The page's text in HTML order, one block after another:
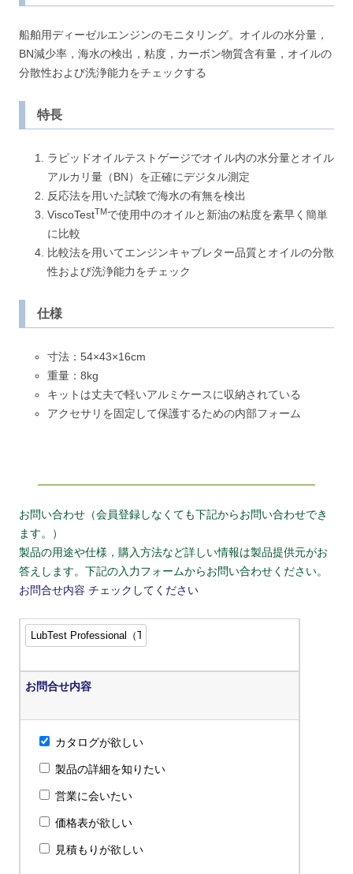
船舶用ディーゼルエンジンのモニタリング。オイルの水分量，
BN減少率，海水の検出，粘度，カーボン物質含有量，オイルの
分散性および洗浄能力をチェックする
特長
ラピッドオイルテストゲージでオイル内の水分量とオイル
アルカリ量（BN）を正確にデジタル測定
反応法を用いた試験で海水の有無を検出
ViscoTestTMで使用中のオイルと新油の粘度を素早く簡単
に比較
比較法を用いてエンジンキャブレター品質とオイルの分散
性および洗浄能力をチェック
仕様
寸法：54×43×16cm
重量：8kg
キットは丈夫で軽いアルミケースに収納されている
アクセサリを固定して保護するための内部フォーム
お問い合わせ（会員登録しなくても下記からお問い合わせでき
ます。）
製品の用途や仕様，購入方法など詳しい情報は製品提供元がお
答えします。下記の入力フォームからお問い合わせください。
お問合せ内容 チェックしてください
お問合せ内容
カタログが欲しい
製品の詳細を知りたい
営業に会いたい
価格表が欲しい
見積もりが欲しい